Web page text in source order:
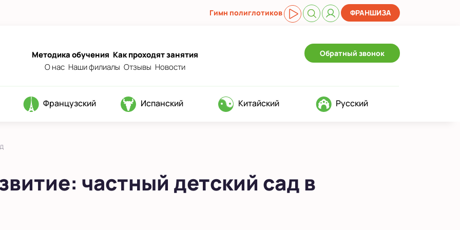
Гимн полиглотиков ФРАНШИЗА
Методика обучения Как проходят занятия
О нас Наши филиалы Отзывы Новости
Обратный звонок
Французский Испанский Китайский Русский
частный детский сад в